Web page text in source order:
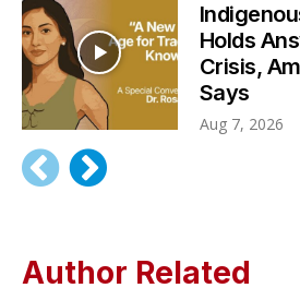
Holds
Crisis,
Says
Aug 7, 2026
Author Related